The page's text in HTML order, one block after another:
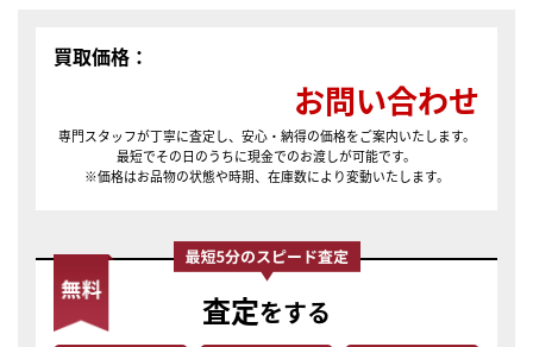
買取価格：
お問い合わせ
専門スタッフが丁寧に査定し、安心・納得の価格をご案内いたします。
最短でその日のうちに現金でのお渡しが可能です。
※価格はお品物の状態や時期、在庫数により変動いたします。
査定をする